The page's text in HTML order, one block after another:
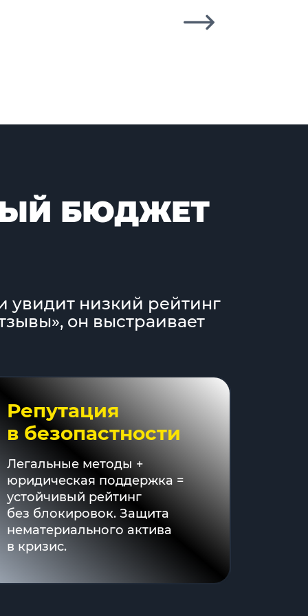
БЮДЖЕТ
увидит низкий рейтинг
он выстраивает
Репутация
в безопастности
Легальные методы +
юридическая поддержка =
устойчивый рейтинг
без блокировок. Защита
нематериального актива
в кризис.